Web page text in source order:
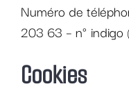
Numéro de
203 63 – n° indigo
Cookies